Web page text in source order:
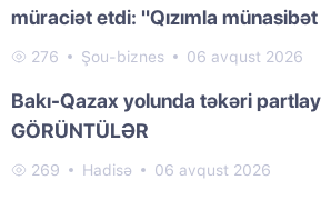
müraciət etdi: "Qızımla
276 Şou-biznes 06 avqust 2026
Bakı-Qazax yolunda təkəri
GÖRÜNTÜLƏR
269 Hadisə 06 avqust 2026